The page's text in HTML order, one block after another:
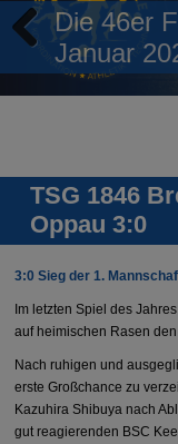
Die 46er
Januar
Previous
TSG 1846
Oppau 3:0
3:0 Sieg der 1.
Im letzten Spiel des
auf heimischen Rasen
Nach ruhigen und
erste Großchance zu
Kazuhira Shibuya nach
gut reagierenden BSC